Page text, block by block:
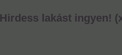
Hirdess lakást ingyen!